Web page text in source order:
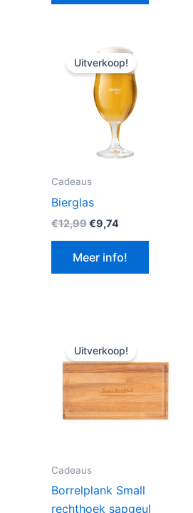
Uitverkoop!
Cadeaus
Bierglas
€12,99Oorspronkelijke
€12,99.
€9,74Huidige
€9,74.
Meer info!
Uitverkoop!
Cadeaus
Borrelplank Small
rechthoek sapgeul